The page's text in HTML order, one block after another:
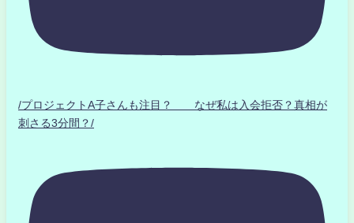
/プロジェクトA子さんも注目？ なぜ私は入会拒否？真相が
刺さる3分間？/